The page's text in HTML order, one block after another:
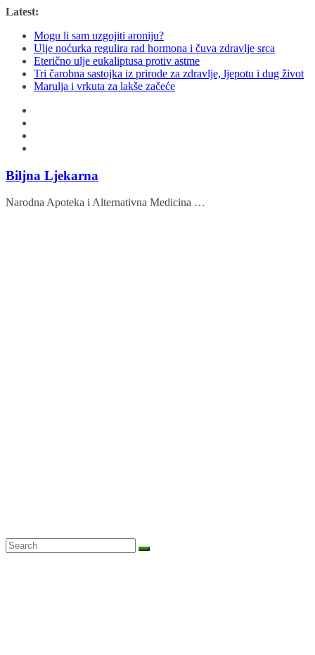
Skip
content
Latest:
Mogu li sam uzgojiti aroniju?
Ulje noćurka regulira rad hormona i čuva zdravlje srca
Eterično ulje eukaliptusa protiv astme
Tri čarobna sastojka iz prirode za zdravlje, ljepotu i dug život
Marulja i vrkuta za lakše začeće
Biljna Ljekarna
Narodna Apoteka i Alternativna Medicina …